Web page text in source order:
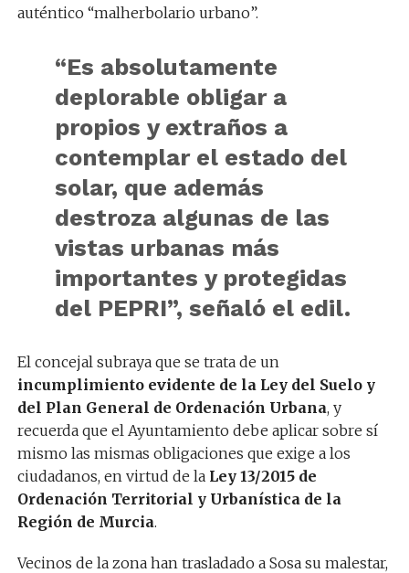
auténtico “malherbolario urbano”.
“Es absolutamente
deplorable obligar a
propios y extraños a
contemplar el estado del
solar, que además
destroza algunas de las
vistas urbanas más
importantes y protegidas
del PEPRI”, señaló el edil.
El concejal subraya que se trata de un
incumplimiento evidente de la Ley del Suelo y
del Plan General de Ordenación Urbana, y
recuerda que el Ayuntamiento debe aplicar sobre sí
mismo las mismas obligaciones que exige a los
ciudadanos, en virtud de la Ley 13/2015 de
Ordenación Territorial y Urbanística de la
Región de Murcia.
Vecinos de la zona han trasladado a Sosa su malestar,